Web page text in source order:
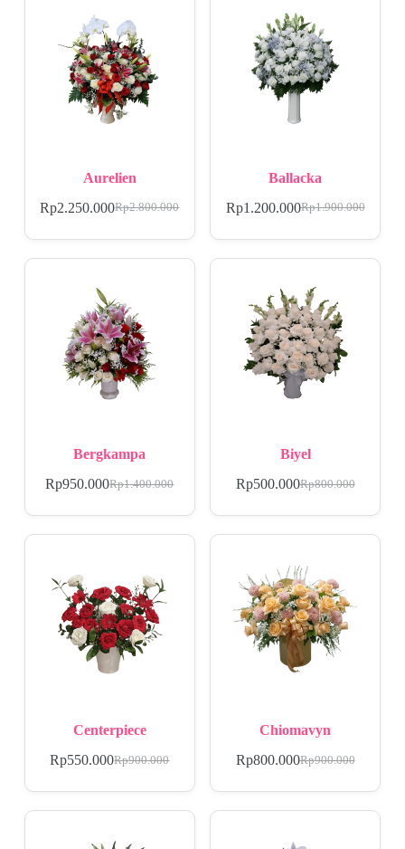
Aurelien
Rp2.800.000
Rp2.250.000
Ballacka
Rp1.900.000
Rp1.200.000
Bergkampa
Rp1.400.000
Rp950.000
Biyel
Rp800.000
Rp500.000
Centerpiece
Rp900.000
Rp550.000
Chiomavyn
Rp900.000
Rp800.000